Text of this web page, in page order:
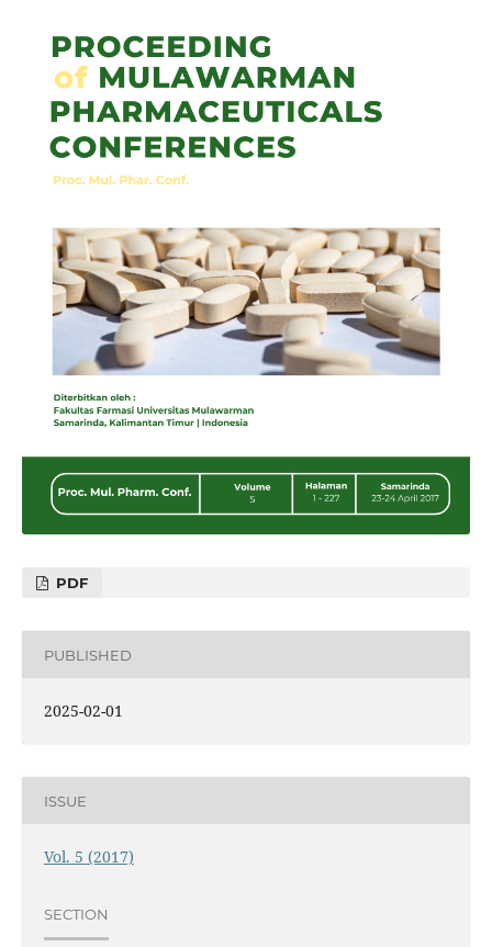
PDF
PUBLISHED
2025-02-01
ISSUE
Vol. 5 (2017)
SECTION